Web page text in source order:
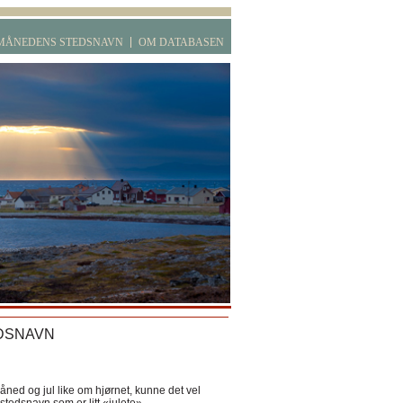
STEDSNAVN OM DATABASEN
og jul like om hjørnet, kunne det vel